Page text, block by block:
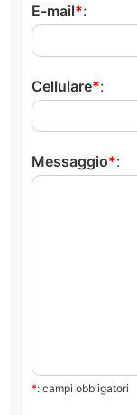
E-mail :
Cellulare :
Messaggio :
*: campi obbligatori